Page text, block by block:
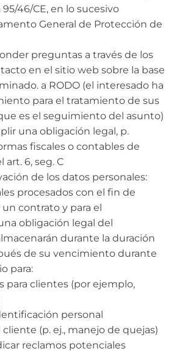
46/CE, en lo sucesivo
General de Protección de
preguntas a través de los
en el sitio web sobre la base
a RODO (el interesado ha
para el tratamiento de sus
es el seguimiento del asunto)
una obligación legal, p.
fiscales o contables de
6, seg. C
de los datos personales:
procesados ​​con el fin de
contrato y para el
obligación legal del
durante la duración
de su vencimiento durante
para:
para clientes (por ejemplo,
personal
cliente (p. ej., manejo de quejas)
reclamos potenciales